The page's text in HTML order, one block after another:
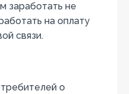
заработать не
на оплату
связи.
о